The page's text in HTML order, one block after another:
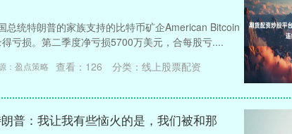
总统特朗普的家族支持的比特币矿企American Bitcoin
亏损。第二季度净亏损5700万美元，合每股亏....
：盈点策略 查看： 126 分类： 线上股票配资
普：我让我有些恼火的是，我们被和那